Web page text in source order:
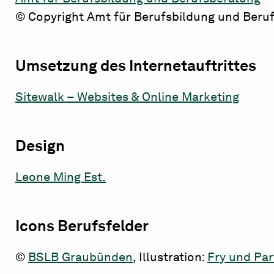
© Copyright Amt für Berufsbildung und
Umsetzung des Internetauftrittes
Sitewalk – Websites & Online Marketing
Design
Leone Ming Est.
Icons Berufsfelder
© BSLB Graubünden, Illustration: Fry und